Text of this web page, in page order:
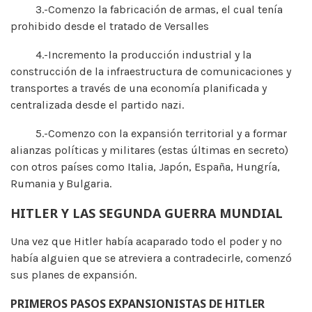
3.-Comenzo la fabricación de armas, el cual tenía
prohibido desde el tratado de Versalles
4.-Incremento la producción industrial y la
construcción de la infraestructura de comunicaciones y
transportes a través de una economía planificada y
centralizada desde el partido nazi.
5.-Comenzo con la expansión territorial y a formar
alianzas políticas y militares (estas últimas en secreto)
con otros países como Italia, Japón, España, Hungría,
Rumania y Bulgaria.
HITLER Y LAS SEGUNDA GUERRA MUNDIAL
Una vez que Hitler había acaparado todo el poder y no
había alguien que se atreviera a contradecirle, comenzó
sus planes de expansión.
PRIMEROS PASOS EXPANSIONISTAS DE HITLER